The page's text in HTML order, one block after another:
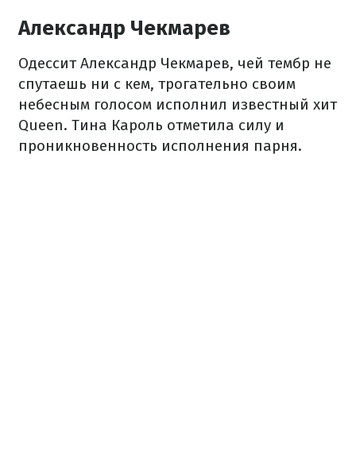
Александр Чекмарев
Одессит Александр Чекмарев, чей тембр не
спутаешь ни с кем, трогательно своим
небесным голосом исполнил известный хит
Queen. Тина Кароль отметила силу и
проникновенность исполнения парня.